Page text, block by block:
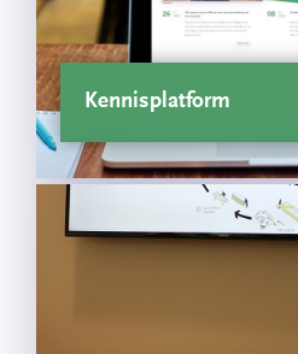
Kennisplatform